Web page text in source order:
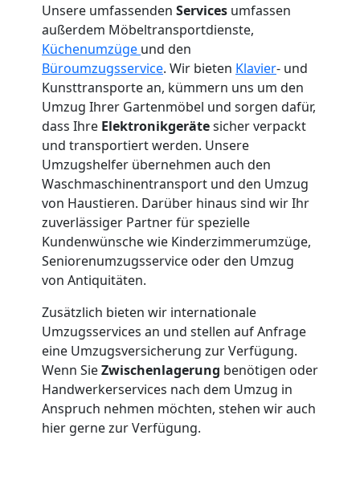
Unsere umfassenden Services umfassen
außerdem Möbeltransportdienste,
Küchenumzüge und den
Büroumzugsservice. Wir bieten Klavier- und
Kunsttransporte an, kümmern uns um den
Umzug Ihrer Gartenmöbel und sorgen dafür,
dass Ihre Elektronikgerätesicher verpackt
und transportiert werden. Unsere
Umzugshelfer übernehmen auch den
Waschmaschinentransport und den Umzug
von Haustieren. Darüber hinaus sind wir Ihr
zuverlässiger Partner für spezielle
Kundenwünsche wie Kinderzimmerumzüge,
Seniorenumzugsservice oder den Umzug
von Antiquitäten.
Zusätzlich bieten wir internationale
Umzugsservices an und stellen auf Anfrage
eine Umzugsversicherung zur Verfügung.
Wenn SieZwischenlagerung benötigen oder
Handwerkerservices nach dem Umzug in
Anspruch nehmen möchten, stehen wir auch
hier gerne zur Verfügung.
Umzug
Dornbirn
Mann
LKW
Möbellift
Dornbirn
Übersiedlung
Dornbirn